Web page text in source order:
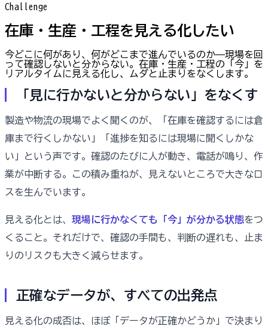
Challenge
在庫・生産・工程を見える化したい
今どこに何があり、何がどこまで進んでいるのか——現場を回
って確認しないと分からない。在庫・生産・工程の「今」を
リアルタイムに見える化し、ムダと止まりをなくします。
「見に行かないと分からない」をなくす
製造や物流の現場でよく聞くのが、「在庫を確認するには倉
庫まで行くしかない」「進捗を知るには現場に聞くしかな
い」という声です。確認のたびに人が動き、電話が鳴り、作
業が中断する。この積み重ねが、見えないところで大きなロ
スを生んでいます。
見える化とは、 現場に行かなくても「今」が分かる状態をつ
くること。それだけで、確認の手間も、判断の遅れも、止ま
りのリスクも大きく減らせます。
正確なデータが、すべての出発点
見える化の成否は、ほぼ「データが正確かどうか」で決まり